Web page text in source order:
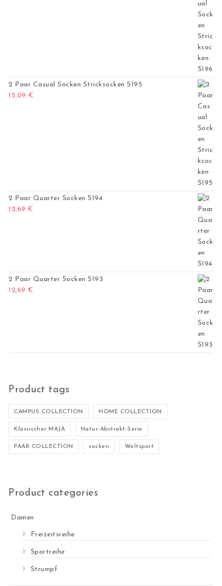
2 Paar Casual Socken Stricksocken S195
15,09 €
2 Paar Quarter Socken S194
12,69 €
2 Paar Quarter Socken S193
12,69 €
Product tags
CAMPUS COLLECTION HOME COLLECTION
Klassischer MAJA Natur-Abstrakt-Serie
PAAR COLLECTION socken Weltsport
Product categories
Damen
Freizeitsreihe
Sportreihe
Strumpf